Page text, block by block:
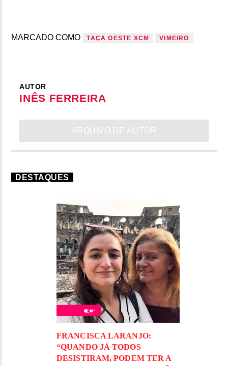
MARCADO COMO TAÇA OESTE XCM VIMEIRO
AUTOR
INÊS FERREIRA
ARQUIVO DE AUTOR
DESTAQUES
FRANCISCA LARANJO:
“QUANDO JÁ TODOS
DESISTIRAM, PODEM TER A